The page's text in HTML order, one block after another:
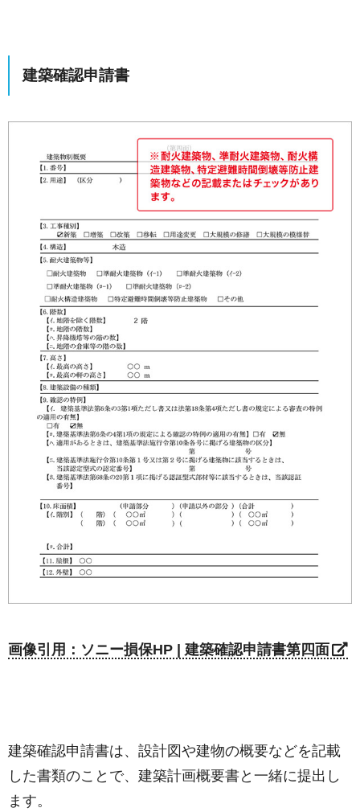
建築確認申請書
画像引用：ソニー損保HP | 建築確認申請書第四面
建築確認申請書は、設計図や建物の概要などを記載
した書類のことで、建築計画概要書と一緒に提出し
ます。